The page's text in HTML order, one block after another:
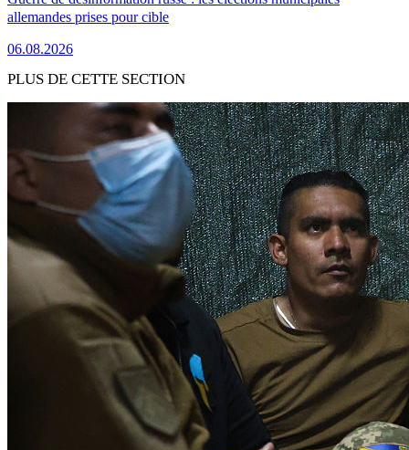
allemandes prises pour cible
06.08.2026
PLUS DE CETTE SECTION